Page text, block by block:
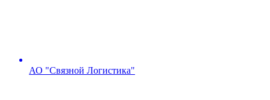
АО "Связной Логистика"